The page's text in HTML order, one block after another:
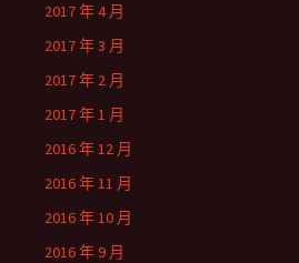
2017 年 4 月
2017 年 3 月
2017 年 2 月
2017 年 1 月
2016 年 12 月
2016 年 11 月
2016 年 10 月
2016 年 9 月